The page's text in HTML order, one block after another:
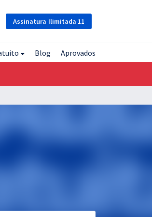
Assinatura Ilimitada 11
Blog Aprovados